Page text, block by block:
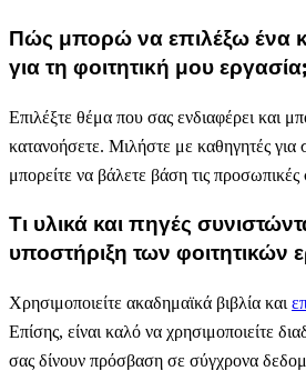
Πώς μπορώ να επιλέξω ένα
για τη φοιτητική μου εργασία;
Επιλέξτε θέμα που σας ενδιαφέρει και
κατανοήσετε. Μιλήστε με καθηγητές για
μπορείτε να βάλετε βάση τις προσωπικές
Τι υλικά και πηγές
υποστήριξη των φοιτητικών
Χρησιμοποιείτε ακαδημαϊκά βιβλία και
Επίσης, είναι καλό να χρησιμοποιείτε
σας δίνουν πρόσβαση σε σύγχρονα